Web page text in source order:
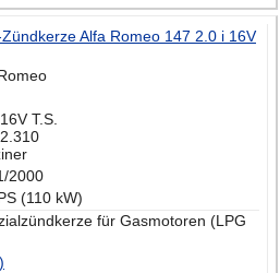
Alfa Romeo 147 2.0 i 16V
T.S.
2000
(110 kW)
für Gasmotoren (LPG